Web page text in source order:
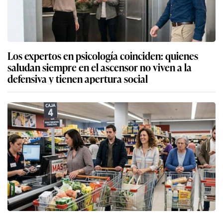
Los expertos en psicología coinciden: quienes
saludan siempre en el ascensor no viven a la
defensiva y tienen apertura social